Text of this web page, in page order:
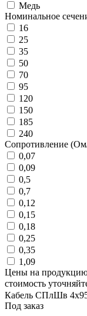
Медь
Номинальное
16
25
35
50
70
95
120
150
185
240
Сопротивление
0,07
0,09
0,5
0,7
0,12
0,15
0,18
0,25
0,35
1,09
Цены на
стоимость
Кабель СПлШв
Под заказ